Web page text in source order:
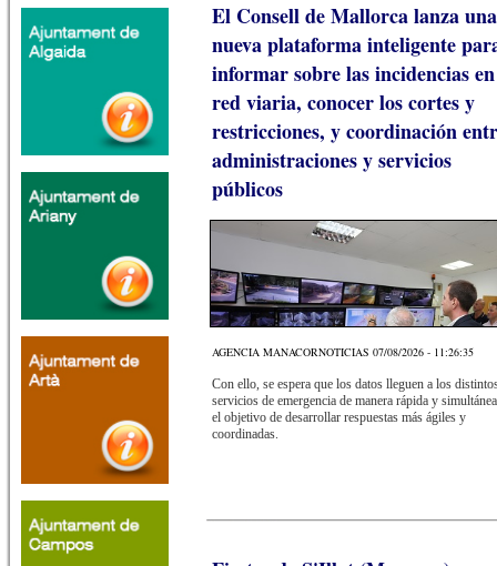
El Consell de Mallorca lanza una
nueva plataforma inteligente
informar sobre las incidencias
red viaria, conocer los cortes y
restricciones, y coordinación
administraciones y servicios
públicos
AGENCIA MANACORNOTICIAS 07/08/2026 - 11:26:35
Con ello, se espera que los datos lleguen a los
servicios de emergencia de manera rápida y
el objetivo de desarrollar respuestas más ágiles y
coordinadas.